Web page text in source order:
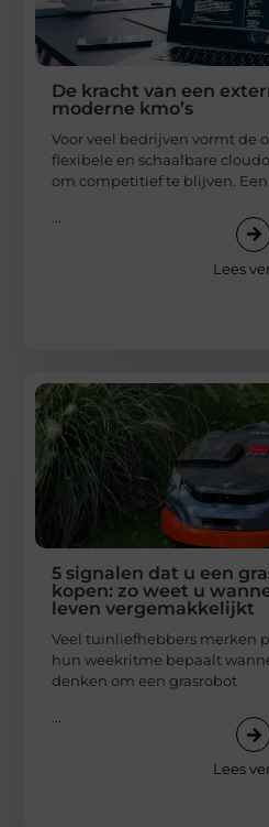
De kracht van een
moderne kmo’s
Voor veel bedrijven vormt de
flexibele en schaalbare
om competitief te blijven.
Lees
5 signalen dat u een
kopen: zo weet u
leven vergemakkelijkt
Veel tuinliefhebbers merken
hun weekritme bepaalt
denken om een grasrobot
...
Lees